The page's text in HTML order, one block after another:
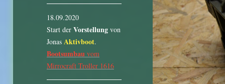
18.09.2020
Start der Vorstellung von
Jonas Aktivboot.
Bootsumbau vom
Mirrocraft Troller 1616